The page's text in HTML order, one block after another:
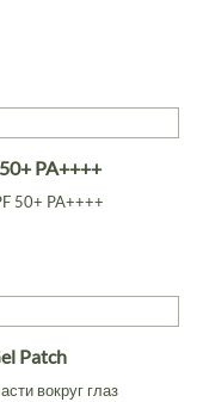
PA++++
50+ PA++++
Patch
вокруг глаз